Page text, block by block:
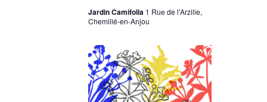
Jardin Camifolia 1 Rue de l'Arzille,
Chemillé-en-Anjou